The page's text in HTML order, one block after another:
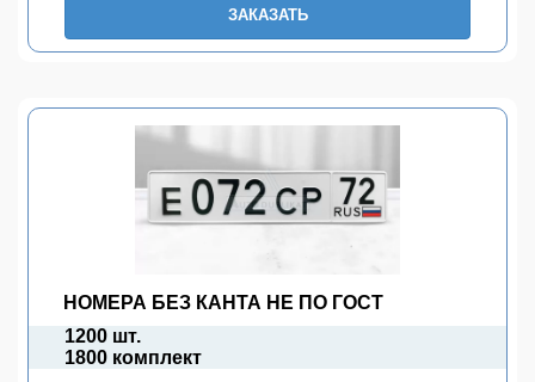
ЗАКАЗАТЬ
НОМЕРА БЕЗ КАНТА НЕ ПО ГОСТ
1200 шт.
1800 комплект